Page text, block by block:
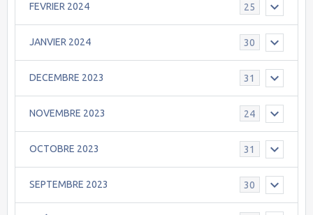
FEVRIER 2024 25
JANVIER 2024 30
DECEMBRE 2023 31
NOVEMBRE 2023 24
OCTOBRE 2023 31
SEPTEMBRE 2023 30